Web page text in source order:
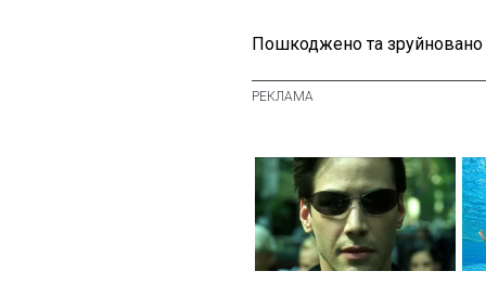
Пошкоджено та зруйновано